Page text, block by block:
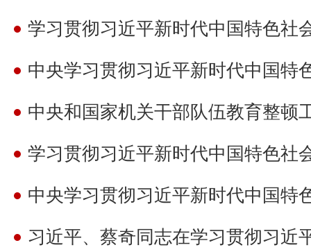
中央和国家机关干部队伍教育整顿